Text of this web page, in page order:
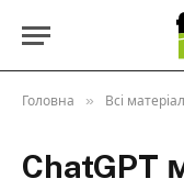
Головна » Всі
ChatGPT